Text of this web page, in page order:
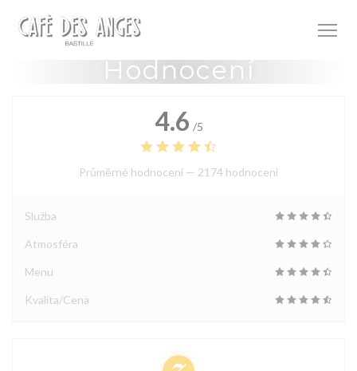
Hodnocení
4.6 /5
Průměrné hodnocení — 2174 hodnoceni
Služba
Atmosféra
Menu
Kvalita/Cena